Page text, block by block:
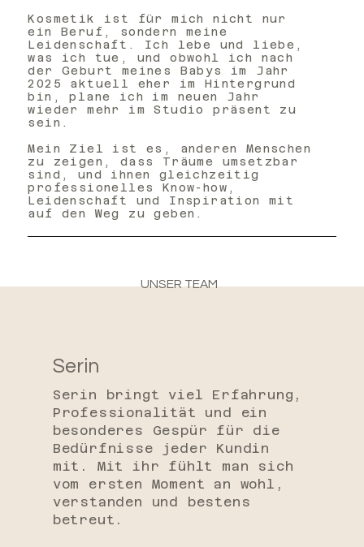
Kosmetik ist für mich nicht nur
ein Beruf, sondern meine
Leidenschaft. Ich lebe und liebe,
was ich tue, und obwohl ich nach
der Geburt meines Babys im Jahr
2025 aktuell eher im Hintergrund
bin, plane ich im neuen Jahr
wieder mehr im Studio präsent zu
sein.
Mein Ziel ist es, anderen Menschen
zu zeigen, dass Träume umsetzbar
sind, und ihnen gleichzeitig
professionelles Know-how,
Leidenschaft und Inspiration mit
auf den Weg zu geben.
Serin
Serin bringt viel Erfahrung,
Professionalität und ein
besonderes Gespür für die
Bedürfnisse jeder Kundin
mit. Mit ihr fühlt man sich
vom ersten Moment an wohl,
verstanden und bestens
betreut.
UNSER TEAM